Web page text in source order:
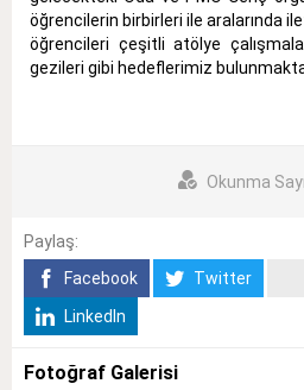
öğrencilerin birbirleri ile aralarında
öğrencileri çeşitli atölye
gezileri gibi hedeflerimiz
Okunma
Paylaş:
Facebook
Twitter
LinkedIn
Fotoğraf Galerisi